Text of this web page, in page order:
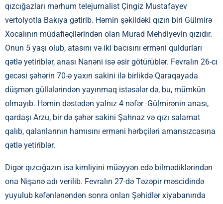
qızcığazları mərhum telejurnalist Çingiz Mustafayev
vertolyotla Bakıya gətirib. Həmin şəkildəki qızın biri Gülmirə
Xocalının müdafiəçilərindən olan Murad Mehdiyevin qızıdır.
Onun 5 yaşı olub, atasını və iki bacısını erməni quldurları
qətlə yetiriblər, anası Nanəni isə əsir götürüblər. Fevralın 26-cı
gecəsi şəhərin 70-ə yaxın sakini ilə birlikdə Qaraqayada
düşmən güllələrindən yayınmaq istəsələr də, bu, mümkün
olmayıb. Həmin dəstədən yalnız 4 nəfər -Gülmirənin anası,
qardaşı Arzu, bir də şəhər sakini Şahnaz və qızı salamat
qalıb, qalanlarının hamısını erməni hərbçiləri amansızcasına
qətlə yetiriblər.
Digər qızcığazın isə kimliyini müəyyən edə bilmədiklərindən
ona Nişanə adı verilib. Fevralın 27-də Təzəpir məscidində
yuyulub kəfənlənəndən sonra onları Şəhidlər xiyabanında